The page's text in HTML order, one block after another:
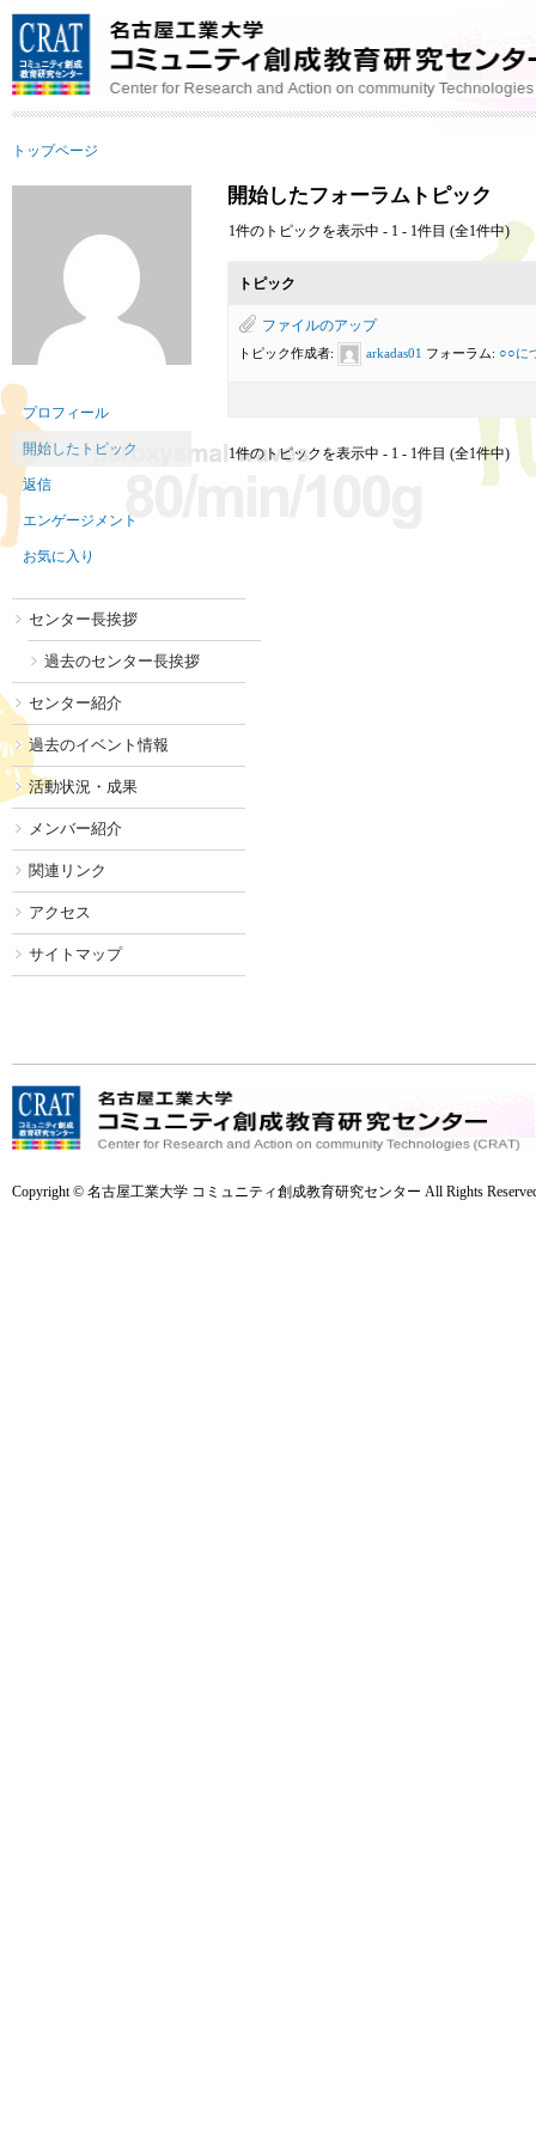
トップページ
プロフィール
開始したトピック
返信
エンゲージメント
お気に入り
開始したフォーラムトピック
1件のトピックを表示中 - 1 - 1件目 (全1件中)
トピック
ファイルのアップ
トピック作成者: arkadas01 フォーラム: ○○に
1件のトピックを表示中 - 1 - 1件目 (全1件中)
センター長挨拶
過去のセンター長挨拶
センター紹介
過去のイベント情報
活動状況・成果
メンバー紹介
関連リンク
アクセス
サイトマップ
Copyright © 名古屋工業大学 コミュニティ創成教育研究センター All Rights